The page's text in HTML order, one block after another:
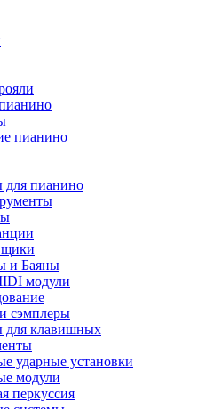
пианино
для пианино
и Баяны
модули
сэмплеры
для клавишных
ударные установки
модули
перкуссия